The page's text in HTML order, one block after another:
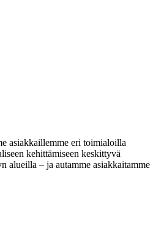
asiakkaillemme eri toimialoilla
kehittämiseen keskittyvä
alueilla – ja autamme asiakkaitamme